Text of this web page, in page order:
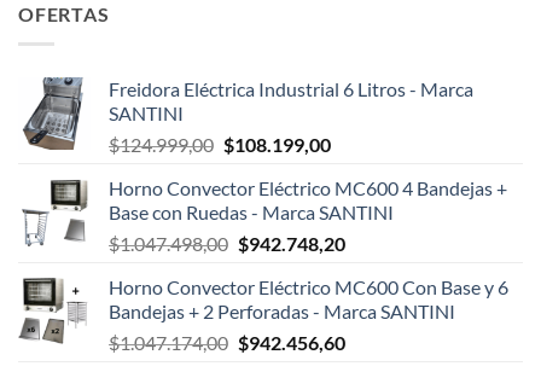
OFERTAS
Freidora Eléctrica Industrial 6 Litros - Marca
SANTINI
$124.999,00 El
original
era:
$124.999,00.
$108.199,00El
actual
es:
$108.199,00.
Horno Convector Eléctrico MC600 4 Bandejas +
Base con Ruedas - Marca SANTINI
$1.047.498,00 El
original
era:
$1.047.498,00.
$942.748,20El
actual
es:
$942.748,20.
Horno Convector Eléctrico MC600 Con Base y 6
Bandejas + 2 Perforadas - Marca SANTINI
$1.047.174,00 El
$942.456,60El